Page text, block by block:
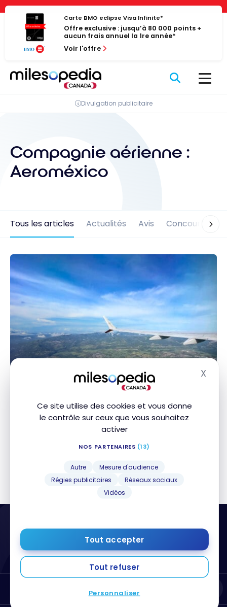
Panneau de gestion des cookies
Ce site utilise des cookies et vous donne
le contrôle sur ceux que vous souhaitez
activer
NOS PARTENAIRES (13)
Autre
Mesure d'audience
Régies publicitaires
Réseaux sociaux
Vidéos
Tout accepter
Tout refuser
Personnaliser
X
Passer
contenu
Carte BMO eclipse Visa Infinite*
Offre exclusive : jusqu’à 80 000 points +
aucun frais annuel la 1re année*
Voir l'offre
Divulgation publicitaire
Compagnie aérienne :
Aeroméxico
Tous les articles Actualités Avis Concours
Avis : Aeromexico 737-8 MAX/ 737-9 MAX classe
Avis : Aeromexico 737-8 MAX/ 737-
7 janvier 2024